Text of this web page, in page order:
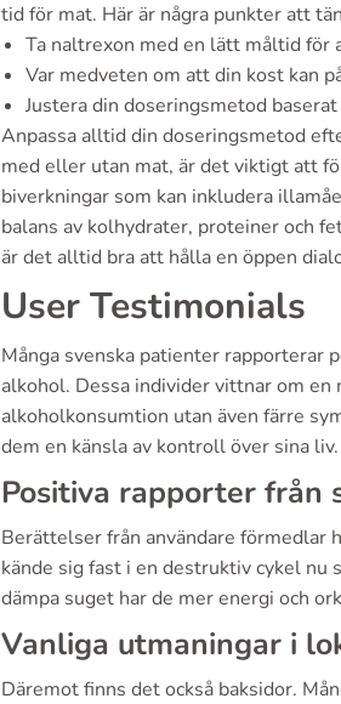
tid för mat. Här är några punkter att
Ta naltrexon med en lätt måltid för
Var medveten om att din kost kan
Justera din doseringsmetod
Anpassa alltid din doseringsmetod
med eller utan mat, är det viktigt att
biverkningar som kan inkludera
balans av kolhydrater, proteiner och
är det alltid bra att hålla en öppen
User Testimonials
Många svenska patienter rapporterar
alkohol. Dessa individer vittnar om
alkoholkonsumtion utan även färre
dem en känsla av kontroll över sina liv.
Positiva rapporter från
Berättelser från användare förmedlar
kände sig fast i en destruktiv cykel
dämpa suget har de mer energi och
Vanliga utmaningar i
Däremot finns det också baksidor.